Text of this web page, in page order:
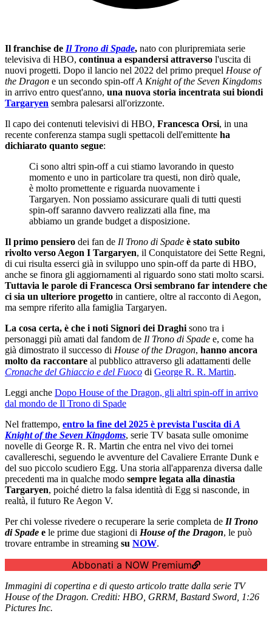
Il franchise de Il Trono di Spade, nato con pluripremiata serie
televisiva di HBO, continua a espandersi attraverso l'uscita di
nuovi progetti. Dopo il lancio nel 2022 del primo prequel House of
the Dragon e un secondo spin-offA Knight of the Seven Kingdoms
in arrivo entro quest'anno, una nuova storia incentrata sui biondi
Targaryen sembra palesarsi all'orizzonte.
Il capo dei contenuti televisivi di HBO, Francesca Orsi, in una
recente conferenza stampa sugli spettacoli dell'emittente ha
dichiarato quanto segue:
Ci sono altri spin-off a cui stiamo lavorando in questo
momento e uno in particolare tra questi, non dirò quale,
è molto promettente e riguarda nuovamente i
Targaryen. Non possiamo assicurare quali di tutti questi
spin-off saranno davvero realizzati alla fine, ma
abbiamo un grande budget a disposizione.
Il primo pensiero dei fan de Il Trono di Spade è stato subito
rivolto verso Aegon I Targaryen, il Conquistatore dei Sette Regni,
di cui risulta esserci già in sviluppo uno spin-off da parte di HBO,
anche se finora gli aggiornamenti al riguardo sono stati molto scarsi.
Tuttavia le parole di Francesca Orsi sembrano far intendere che
ci sia un ulteriore progetto in cantiere, oltre al racconto di Aegon,
ma sempre riferito alla famiglia Targaryen.
La cosa certa, è che i noti Signori dei Draghi sono tra i
personaggi più amati dal fandom de Il Trono di Spade e, come ha
già dimostrato il successo di House of the Dragon, hanno ancora
molto da raccontare al pubblico attraverso gli adattamenti delle
Cronache del Ghiaccio e del Fuoco di George R. R. Martin.
Leggi anche Dopo House of the Dragon, gli altri spin-off in arrivo
dal mondo de Il Trono di Spade
Nel frattempo, entro la fine del 2025 è prevista l'uscita di A
Knight of the Seven Kingdoms, serie TV basata sulle omonime
novelle di George R. R. Martin che entra nel vivo dei tornei
cavallereschi, seguendo le avventure del Cavaliere Errante Dunk e
del suo piccolo scudiero Egg. Una storia all'apparenza diversa dalle
precedenti ma in qualche modo sempre legata alla dinastia
Targaryen, poiché dietro la falsa identità di Egg si nasconde, in
realtà, il futuro Re Aegon V.
Per chi volesse rivedere o recuperare la serie completa de Il Trono
di Spade e le prime due stagioni di House of the Dragon, le può
trovare entrambe in streaming su NOW.
Abbonati a NOW Premium
Immagini di copertina e di questo articolo tratte dalla serie TV
House of the Dragon. Crediti: HBO, GRRM, Bastard Sword, 1:26
Pictures Inc.